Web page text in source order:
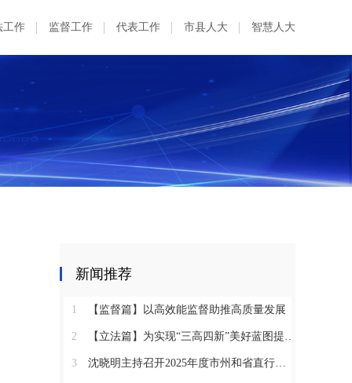
工作 监督工作 代表工作 市县人大 智慧人大
新闻推荐
1 【监督篇】以高效能监督助推高质量发展
2 【立法篇】为实现“三高四新”美好蓝图提供坚实法治保障
3 沈晓明主持召开2025年度市州和省直行业系统党（工）委书记抓基层党建工作述职评议会议